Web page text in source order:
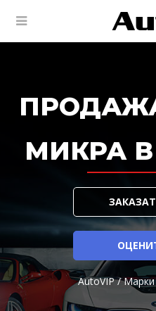
МИКРА
AutoVIP/Марки